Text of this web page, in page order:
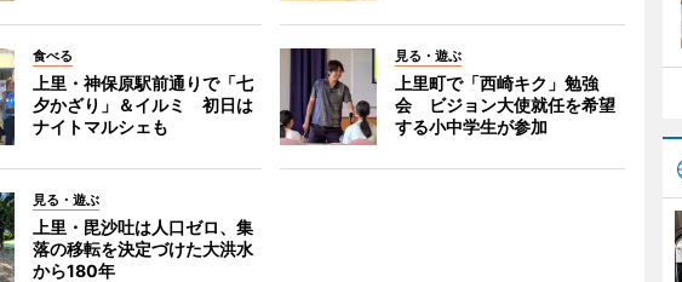
食べる
上里・神保原駅前通りで「七
夕かざり」＆イルミ 初日は
ナイトマルシェも
見る・遊ぶ
上里町で「西崎キク」勉強
会 ビジョン大使就任を希望
する小中学生が参加
見る・遊ぶ
上里・毘沙吐は人口ゼロ、集
落の移転を決定づけた大洪水
から180年